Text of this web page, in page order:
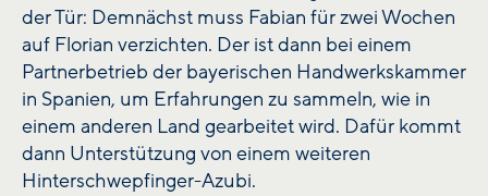
der Tür: Demnächst muss Fabian für zwei Wochen
auf Florian verzichten. Der ist dann bei einem
Partnerbetrieb der bayerischen Handwerkskammer
in Spanien, um Erfahrungen zu sammeln, wie in
einem anderen Land gearbeitet wird. Dafür kommt
dann Unterstützung von einem weiteren
Hinterschwepfinger-Azubi.